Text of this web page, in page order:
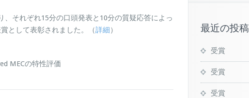
それぞれ15分の口頭発表と10分の質疑応答によっ
として表彰されました。（詳細）
MECの特性評価
最近の投稿
受賞
受賞
受賞